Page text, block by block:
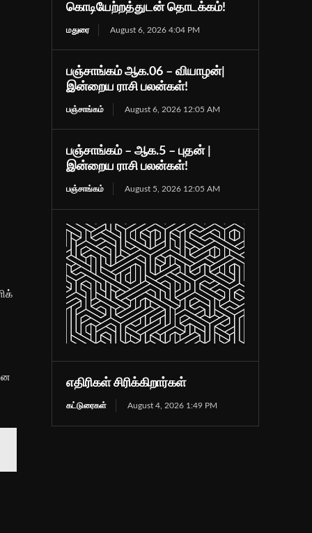
கொடியேற்றத்துடன் தொடக்கம்!
மதுரை August 6, 2026 4:04 PM
பஞ்சாங்கம் ஆக.06 – வியாழன்|
இன்றைய ராசி பலன்கள்!
பஞ்சாங்கம் August 6, 2026 12:05 AM
பஞ்சாங்கம் – ஆக.5 – புதன் |
இன்றைய ராசி பலன்கள்!
பஞ்சாங்கம் August 5, 2026 12:05 AM
எதிரிகள் சிரிக்கிறார்கள்
கட்டுரைகள் August 4, 2026 1:49 PM